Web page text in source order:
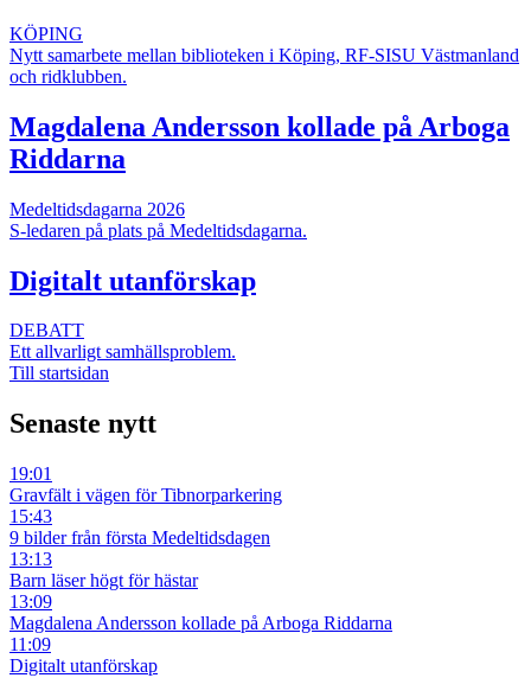
KÖPING
Nytt samarbete mellan biblioteken i Köping, RF-SISU Västmanland
och ridklubben.
Magdalena Andersson kollade på Arboga
Riddarna
Medeltidsdagarna 2026
S-ledaren på plats på Medeltidsdagarna.
Digitalt utanförskap
DEBATT
Ett allvarligt samhällsproblem.
Till startsidan
Senaste nytt
19:01
Gravfält i vägen för Tibnorparkering
15:43
9 bilder från första Medeltidsdagen
13:13
Barn läser högt för hästar
13:09
Magdalena Andersson kollade på Arboga Riddarna
11:09
Digitalt utanförskap